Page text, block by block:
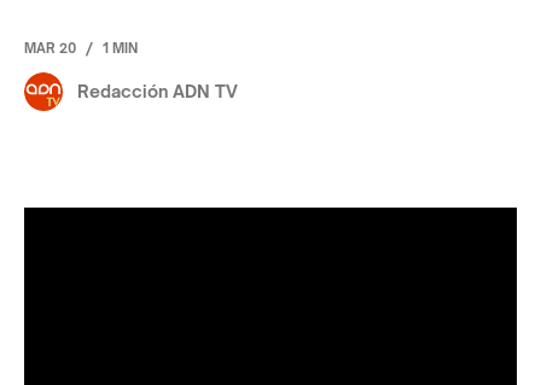
MAR 20 / 1 MIN
Redacción ADN TV